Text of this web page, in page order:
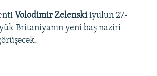
Volodimir Zelenskiiyulun 27-
Britaniyanın yeni baş naziri